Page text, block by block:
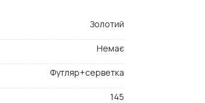
Золотий
Немає
Футляр+серветка
145